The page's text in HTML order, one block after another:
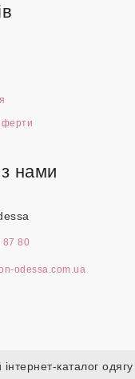
нами
87 80
odessa.com.ua
каталог одягу